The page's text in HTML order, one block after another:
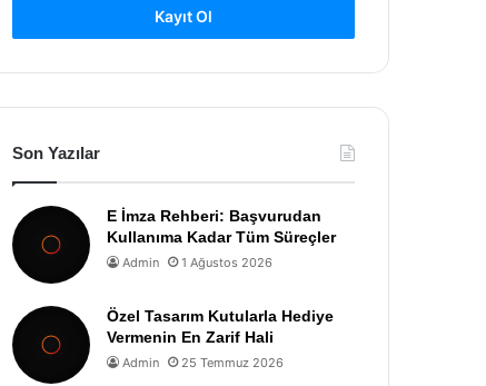
Kayıt Ol
Son Yazılar
E İmza Rehberi: Başvurudan
Kullanıma Kadar Tüm Süreçler
Admin 1 Ağustos 2026
Özel Tasarım Kutularla Hediye
Vermenin En Zarif Hali
Admin 25 Temmuz 2026